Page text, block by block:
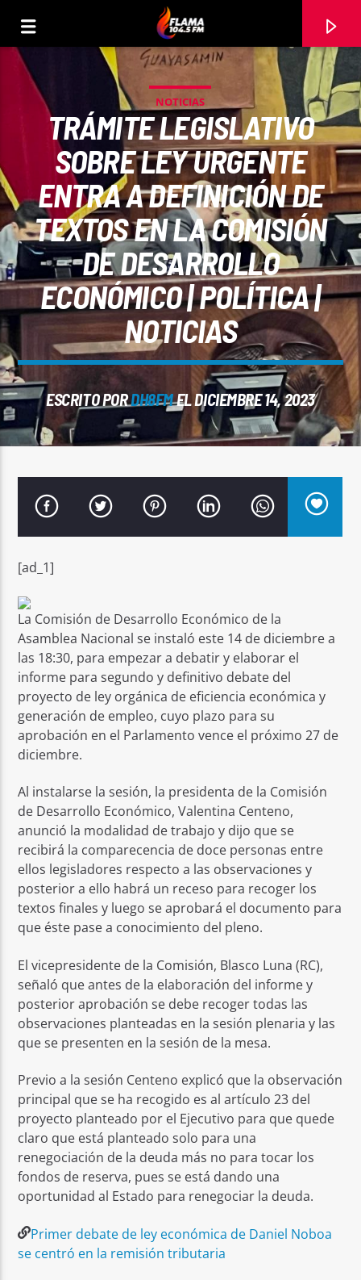
CANCIÓN ACTUAL
ARTISTA
Señal FM
NOTICIAS
TRÁMITE LEGISLATIVO
SOBRE LEY URGENTE
ENTRA A DEFINICIÓN DE
TEXTOS EN LA COMISIÓN
DE DESARROLLO
ECONÓMICO | POLÍTICA |
NOTICIAS
ESCRITO PORDH8FMEL DICIEMBRE 14, 2023
[ad_1]
La Comisión de Desarrollo Económico de la
Asamblea Nacional se instaló este 14 de diciembre a
las 18:30, para empezar a debatir y elaborar el
informe para segundo y definitivo debate del
proyecto de ley orgánica de eficiencia económica y
generación de empleo, cuyo plazo para su
aprobación en el Parlamento vence el próximo 27 de
diciembre.
Al instalarse la sesión, la presidenta de la Comisión
de Desarrollo Económico, Valentina Centeno,
anunció la modalidad de trabajo y dijo que se
recibirá la comparecencia de doce personas entre
ellos legisladores respecto a las observaciones y
posterior a ello habrá un receso para recoger los
textos finales y luego se aprobará el documento para
que éste pase a conocimiento del pleno.
El vicepresidente de la Comisión, Blasco Luna (RC),
señaló que antes de la elaboración del informe y
posterior aprobación se debe recoger todas las
observaciones planteadas en la sesión plenaria y las
que se presenten en la sesión de la mesa.
Previo a la sesión Centeno explicó que la observación
principal que se ha recogido es al artículo 23 del
proyecto planteado por el Ejecutivo para que quede
claro que está planteado solo para una
renegociación de la deuda más no para tocar los
fondos de reserva, pues se está dando una
oportunidad al Estado para renegociar la deuda.
Primer debate de ley económica de Daniel Noboa
se centró en la remisión tributaria